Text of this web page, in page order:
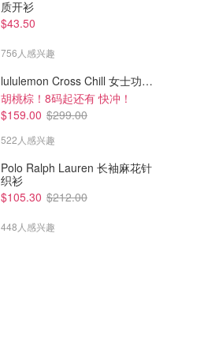
质开衫
$43.50
756人感兴趣
lululemon Cross Chill 女士功能夹克
胡桃棕！8码起还有 快冲！
$159.00 $299.00
522人感兴趣
Polo Ralph Lauren 长袖麻花针
织衫
$105.30 $212.00
448人感兴趣